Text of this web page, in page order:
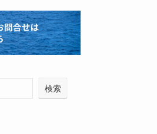
検索